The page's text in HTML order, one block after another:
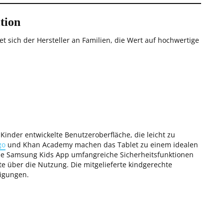
sich der Hersteller an Familien, die Wert auf hochwertige
entwickelte Benutzeroberfläche, die leicht zu
und Khan Academy machen das Tablet zu einem idealen
Kids App umfangreiche Sicherheitsfunktionen
über die Nutzung. Die mitgelieferte kindgerechte